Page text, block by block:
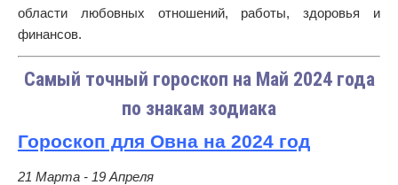
области любовных отношений, работы, здоровья и
финансов.
Самый точный гороскоп на Май 2024 года
по знакам зодиака
Гороскоп для Овна на 2024 год
21 Марта - 19 Апреля